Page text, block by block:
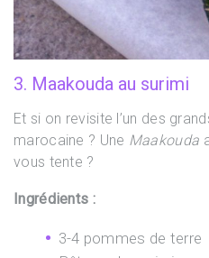
3. Maakouda au surimi
Et si on revisite l’un des
marocaine ? Une Maakouda
vous tente ?
Ingrédients :
3-4 pommes de terre